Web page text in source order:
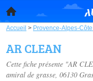
Accueil > Provence-Alpes-
AR CLEAN
Cette fiche présente "AR
amiral de grasse, 06130